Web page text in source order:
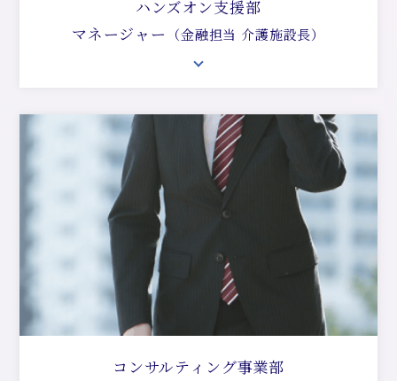
ハンズオン支援部
マネージャー
（金融担当 介護施設長）
コンサルティング事業部